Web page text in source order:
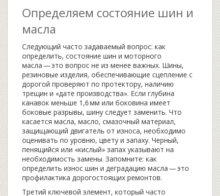
Определяем состояние шин и
масла
Следующий часто задаваемый вопрос: как
определить, состояние шин и моторного
масла — это вопрос не из менее важных. Шины,
резиновые изделия, обеспечивающие сцепление с
дорогой проверяют по протектору, наличию
трещин и «дате производства». Если глубина
канавок меньше 1,6 мм или боковина имеет
боковые разрывы, шину следует заменить. Что
касается масла, масло, смазочный материал,
защищающий двигатель от износа, необходимо
оценивать по уровню, цвету и запаху. Черный,
пенящийся или «кислый» запах указывают на
необходимость замены. Запомните: как
определить износ шин и деградацию масла — это
профилактика дорогостоящих ремонтов.
Третий ключевой элемент, который часто